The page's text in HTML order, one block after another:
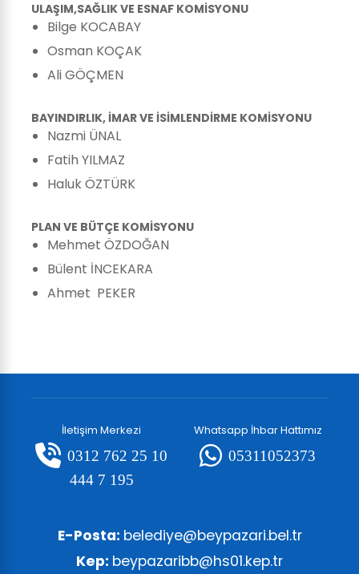
ULAŞIM,SAĞLIK VE ESNAF KOMİSYONU
Bilge KOCABAY
Osman KOÇAK
Ali GÖÇMEN
BAYINDIRLIK, İMAR VE İSİMLENDİRME KOMİSYONU
Nazmi ÜNAL
Fatih YILMAZ
Haluk ÖZTÜRK
PLAN VE BÜTÇE KOMİSYONU
Mehmet ÖZDOĞAN
Bülent İNCEKARA
Ahmet PEKER
İletişim Merkezi
0312 762 25 10
444 7 195
Whatsapp İhbar Hattımız
05311052373
E-Posta: belediye@beypazari.bel.tr
Kep: beypazaribb@hs01.kep.tr